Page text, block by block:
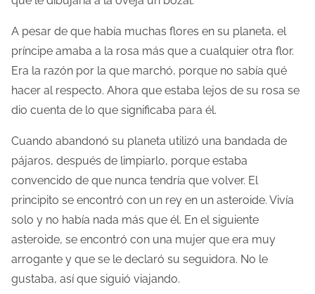
A pesar de que había muchas flores en su planeta, el
príncipe amaba a la rosa más que a cualquier otra flor.
Era la razón por la que marchó, porque no sabía qué
hacer al respecto. Ahora que estaba lejos de su rosa se
dio cuenta de lo que significaba para él.
Cuando abandonó su planeta utilizó una bandada de
pájaros, después de limpiarlo, porque estaba
convencido de que nunca tendría que volver. El
principito se encontró con un rey en un asteroide. Vivía
solo y no había nada más que él. En el siguiente
asteroide, se encontró con una mujer que era muy
arrogante y que se le declaró su seguidora. No le
gustaba, así que siguió viajando.